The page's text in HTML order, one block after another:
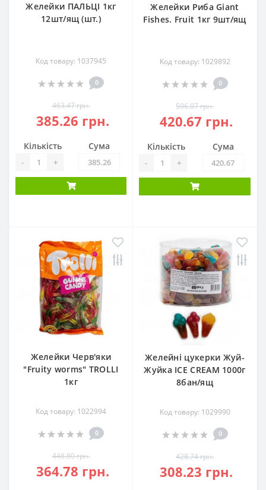
Желейки ПАЛЬЦІ 1кг
12шт/ящ (шт.)
Код товару: 1037945
0
463.47 грн.
385.26 грн.
Кількість
- +
Сума
Желейки Риба Giant
Fishes. Fruit 1кг 9шт/ящ
Код товару: 1029892
0
506.07 грн.
420.67 грн.
Кількість
- +
Сума
Желейки Черв'яки
"Fruity worms" TROLLI
1кг
Код товару: 1022994
0
448.80 грн.
364.78 грн.
Желейні цукерки Жуй-
Жуйка ICE CREAM 1000г
8бан/ящ
Код товару: 1029990
0
428.74 грн.
308.23 грн.